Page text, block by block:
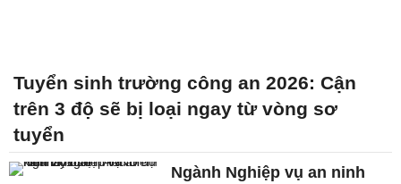
Tuyển sinh trường công an 2026: Cận
trên 3 độ sẽ bị loại ngay từ vòng sơ
tuyển
Ngành Nghiệp vụ an ninh